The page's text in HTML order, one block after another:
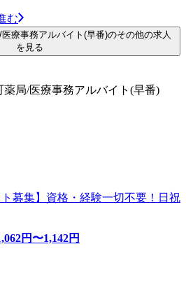
む
療事務アルバイト(早番)のその他の求人
を見る
局/医療事務アルバイト(早番)
ト募集】資格・経験一切不要！日祝
円〜1,142円